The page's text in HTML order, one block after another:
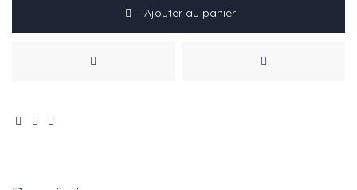
Ajouter au panier